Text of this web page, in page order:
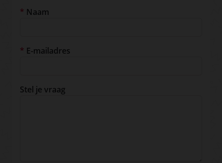
Naam
E-mailadres
Stel je vraag